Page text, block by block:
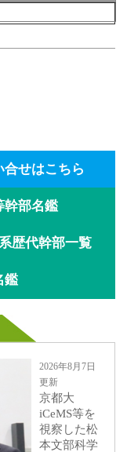
せはこちら
幹部名鑑
歴代幹部一覧
鑑
2026年8月7日
更新
京都大
iCeMS等を
視察した松
本文部科学